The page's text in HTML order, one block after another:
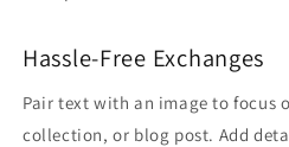
Hassle-Free Exchanges
Pair text with an image to focus
collection, or blog post. Add